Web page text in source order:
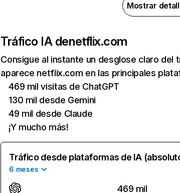
Mostrar
Tráfico IA denetflix.com
Consigue al instante un desglose claro
aparece netflix.com en las principales
469 mil visitas de ChatGPT
130 mil desde Gemini
49 mil desde Claude
¡Y mucho más!
Tráfico desde plataformas de IA
6 meses
469 mil